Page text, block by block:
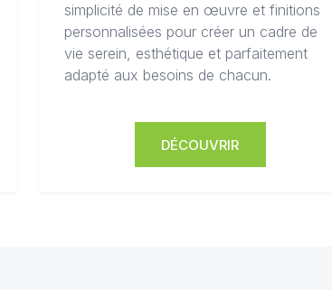
simplicité de mise en œuvre et finitions
personnalisées pour créer un cadre de
vie serein, esthétique et parfaitement
adapté aux besoins de chacun.
DÉCOUVRIR